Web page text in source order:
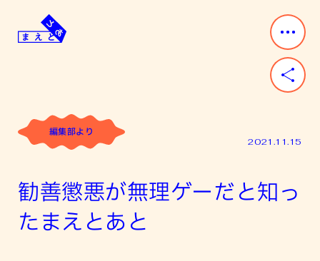
content
と
と
「後」
る。
編集部より
2021.11.15
勧善懲悪が無理ゲーだと知っ
たまえとあと